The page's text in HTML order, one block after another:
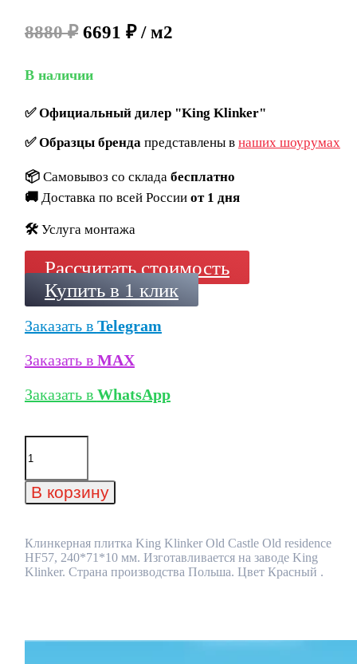
8880 ₽6691 ₽ / м2
В наличии
✅Официальный дилер "King Klinker"
✅Образцы брендапредставлены в наших шоурумах
📦 Самовывоз со склада бесплатно
🚚 Доставка по всей России от 1 дня
🛠️ Услуга монтажа
Рассчитать стоимость
Купить в 1 клик
Заказать в Telegram
Заказать в MAX
Заказать в WhatsApp
Количество
товара
плитка
King
Castle
Old
residence
В корзину
Клинкерная плитка King Klinker Old Castle Old residence
HF57, 240*71*10 мм. Изготавливается на заводе King
Klinker. Страна производства Польша. Цвет Красный .